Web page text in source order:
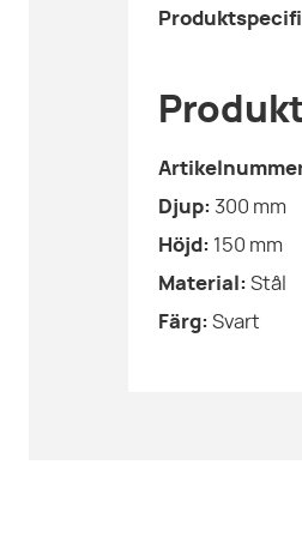
Djup: 300 mm
Höjd: 150 mm
Material: Stål
Färg: Svart